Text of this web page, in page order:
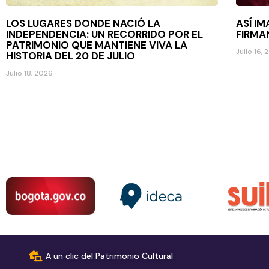
LOS LUGARES DONDE NACIÓ LA
INDEPENDENCIA: UN RECORRIDO POR EL
PATRIMONIO QUE MANTIENE VIVA LA
HISTORIA DEL 20 DE JULIO
Julio 18, 2026
ASÍ
Julio 16,
A un clic del Patrimonio Cultural